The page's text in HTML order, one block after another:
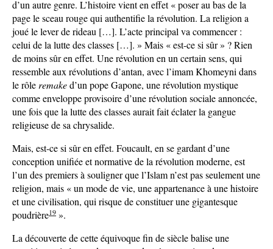
d’un autre genre. L’histoire vient en effet « poser au bas de la
page le sceau rouge qui authentifie la révolution. La religion a
joué le lever de rideau […]. L’acte principal va commencer :
celui de la lutte des classes […]. » Mais « est-ce si sûr » ? Rien
de moins sûr en effet. Une révolution en un certain sens, qui
ressemble aux révolutions d’antan, avec l’imam Khomeyni dans
le rôle remaked’un pope Gapone, une révolution mystique
comme enveloppe provisoire d’une révolution sociale annoncée,
une fois que la lutte des classes aurait fait éclater la gangue
religieuse de sa chrysalide.
Mais, est-ce si sûr en effet. Foucault, en se gardant d’une
conception unifiée et normative de la révolution moderne, est
l’un des premiers à souligner que l’Islam n’est pas seulement une
religion, mais « un mode de vie, une appartenance à une histoire
et une civilisation, qui risque de constituer une gigantesque
poudrière19 ».
La découverte de cette équivoque fin de siècle balise une